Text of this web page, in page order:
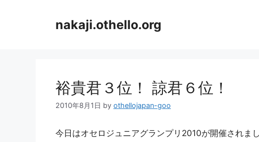
nakaji.othello.org
裕貴君３位！ 諒君６位！
2010年8月1日 by othellojapan-goo
今日はオセロジュニアグランプリ2010が開催されまし